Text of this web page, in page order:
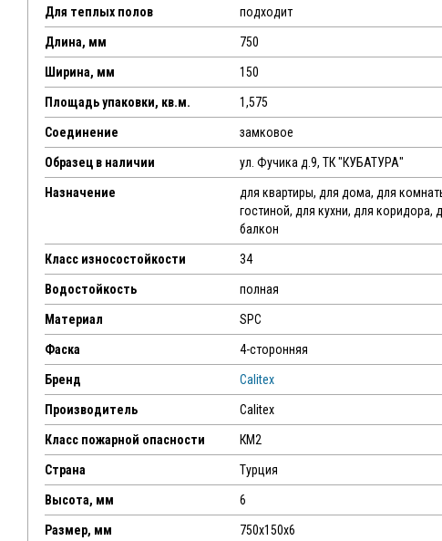
Для теплых полов подходит
Длина, мм 750
Ширина, мм 150
Площадь упаковки, кв.м. 1,575
Соединение замковое
Образец в наличии ул. Фучика д.9, ТК "КУБАТУРА"
Назначение
для квартиры, для дома, для
гостиной, для кухни, для коридора,
балкон
Класс износостойкости 34
Водостойкость полная
Материал SPC
Фаска 4-сторонняя
Бренд Calitex
Производитель Calitex
Класс пожарной опасности КМ2
Страна Турция
Высота, мм 6
Размер, мм 750x150x6